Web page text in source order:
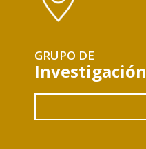
GRUPO DE
Investigación